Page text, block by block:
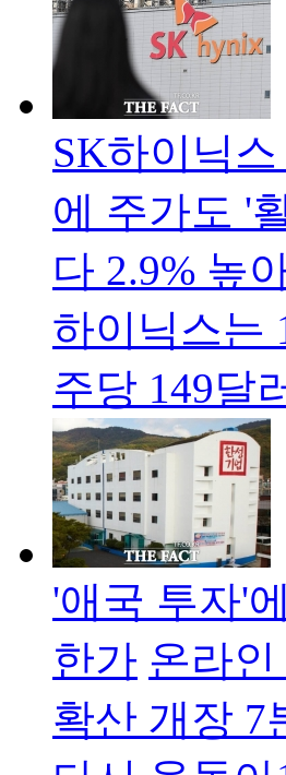
SK하이닉
에 주가도 '
다 2.9% 높
하이닉스는
주당 149달
'애국 투자'
한가 온라
확산 개장